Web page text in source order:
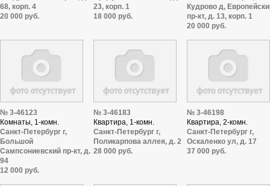
68, корп. 4
20 000 руб.
23, корп. 1
18 000 руб.
Кудрово д,
пр-кт, д. 13, корп. 1
20 000 руб.
№ 3-46123
Комнаты, 1-комн.
Санкт-Петербург г,
Большой
Сампсониевский пр-кт, д.
94
12 000 руб.
№ 3-46183
Квартира, 1-комн.
Санкт-Петербург г,
Поликарпова аллея, д. 2
28 000 руб.
№ 3-46198
Квартира, 2-комн.
Санкт-Петербург г,
Оскаленко ул, д. 17
37 000 руб.